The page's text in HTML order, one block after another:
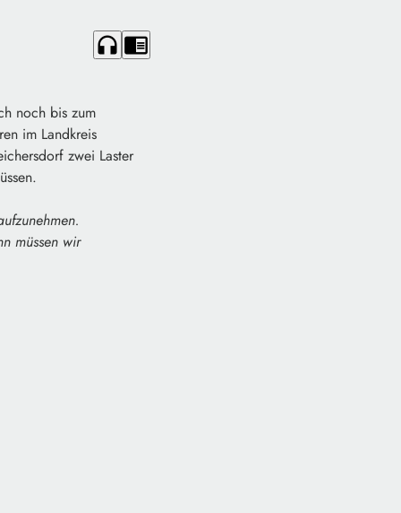
headphones chrome_reader_mode
noch bis zum
im Landkreis
zwei Laster
müssen wir